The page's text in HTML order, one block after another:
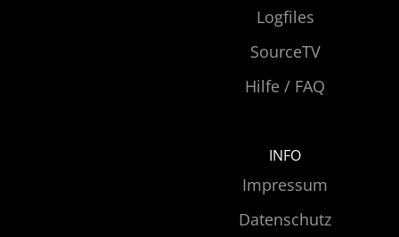
Logfiles
SourceTV
Hilfe / FAQ
INFO
Impressum
Datenschutz